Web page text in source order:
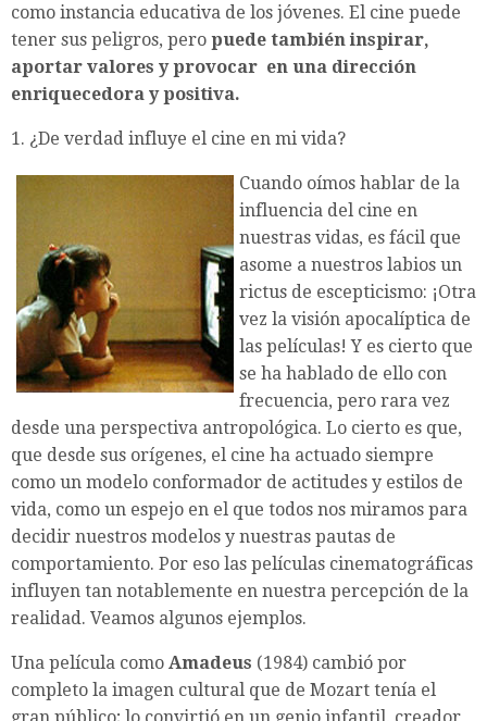
como instancia educativa de los jóvenes. El cine puede
tener sus peligros, pero puede también inspirar,
aportar valores y provocar en una dirección
enriquecedora y positiva.
1. ¿De verdad influye el cine en mi vida?
Cuando oímos hablar de la
influencia del cine en
nuestras vidas, es fácil que
asome a nuestros labios un
rictus de escepticismo: ¡Otra
vez la visión apocalíptica de
las películas! Y es cierto que
se ha hablado de ello con
frecuencia, pero rara vez
desde una perspectiva antropológica. Lo cierto es que,
que desde sus orígenes, el cine ha actuado siempre
como un modelo conformador de actitudes y estilos de
vida, como un espejo en el que todos nos miramos para
decidir nuestros modelos y nuestras pautas de
comportamiento. Por eso las películas cinematográficas
influyen tan notablemente en nuestra percepción de la
realidad. Veamos algunos ejemplos.
Una película como Amadeus (1984) cambió por
completo la imagen cultural que de Mozart tenía el